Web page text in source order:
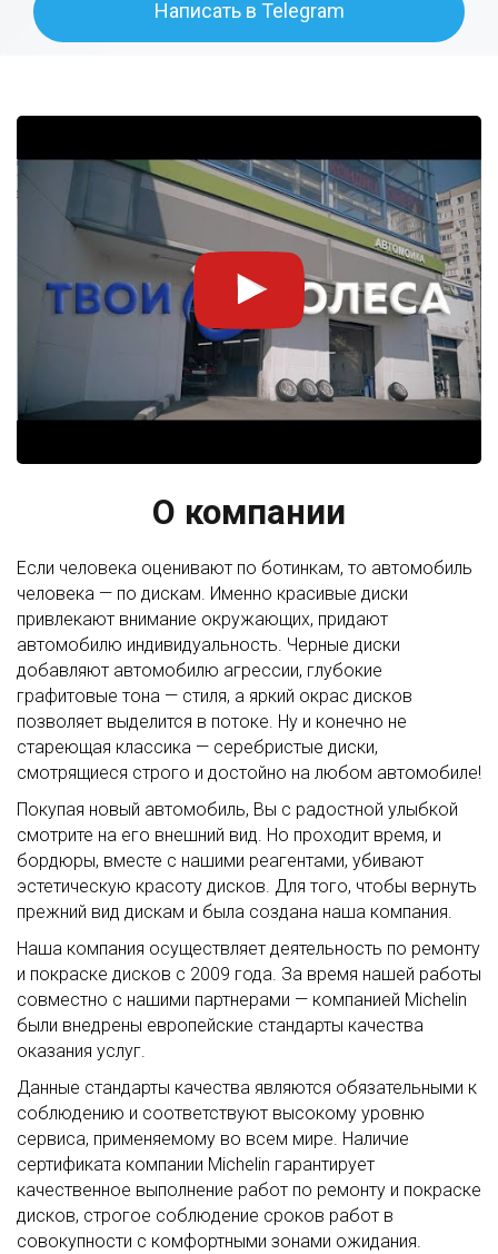
Написать в Telegram
О компании
Если человека оценивают по ботинкам, то автомобиль
человека — по дискам. Именно красивые диски
привлекают внимание окружающих, придают
автомобилю индивидуальность. Черные диски
добавляют автомобилю агрессии, глубокие
графитовые тона — стиля, а яркий окрас дисков
позволяет выделится в потоке. Ну и конечно не
стареющая классика — серебристые диски,
смотрящиеся строго и достойно на любом автомобиле!
Покупая новый автомобиль, Вы с радостной улыбкой
смотрите на его внешний вид. Но проходит время, и
бордюры, вместе с нашими реагентами, убивают
эстетическую красоту дисков. Для того, чтобы вернуть
прежний вид дискам и была создана наша компания.
Наша компания осуществляет деятельность по ремонту
и покраске дисков с 2009 года. За время нашей работы
совместно с нашими партнерами — компанией Michelin
были внедрены европейские стандарты качества
оказания услуг.
Данные стандарты качества являются обязательными к
соблюдению и соответствуют высокому уровню
сервиса, применяемому во всем мире. Наличие
сертификата компании Michelin гарантирует
качественное выполнение работ по ремонту и покраске
дисков, строгое соблюдение сроков работ в
совокупности с комфортными зонами ожидания.